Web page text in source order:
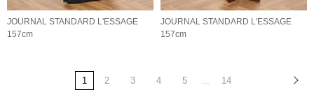
JOURNAL STANDARD L'ESSAGE
157cm
JOURNAL STANDARD L'ESSAGE
157cm
1 2 3 4 5 14